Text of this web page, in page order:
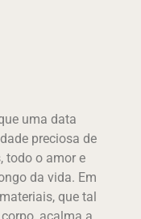
uma data
preciosa de
todo o amor e
da vida. Em
que tal